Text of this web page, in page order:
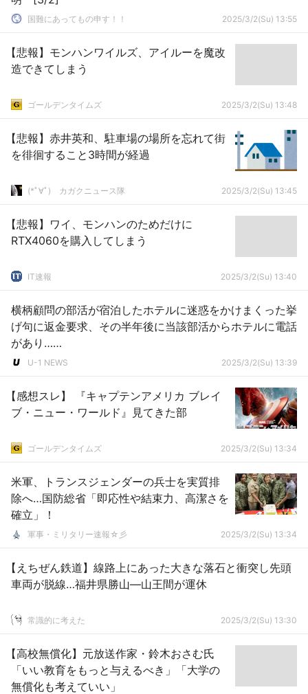
国難にあってもの申す！！ 2025/3/2(Su) 13:55
【悲報】モンハンワイルズ、アイルーを魔改
造できてしまう
ゴールデンタイムズ 2025/3/2(Su) 13:48
【悲報】赤井英和、駐車場の場所を忘れて街
を徘徊すること3時間が経過
(*ﾟ∀ﾟ)ゞカガクニュース隊 2025/3/2(Su) 13:45
【悲報】ワイ、モンハンのためだけに
RTX4060を購入してしまう
IT速報 2025/3/2(Su) 13:40
横柄顧問の部活が宿泊したホテルに迷惑をかけまくった挙
げ句に返金要求、その半年後に当該部活からホテルに電話
があり……
U-1 NEWS 2025/3/2(Su) 13:39
【感想スレ】 『キャプテンアメリカ ブレイ
ブ・ニュー・ワールド』見てきた部
ゴールデンタイムズ 2025/3/2(Su) 13:34
米軍、トランスジェンダーの兵士を実質排
除へ…国防総省「即応性や結束力、高潔さを
確立」！
軍事・ミリタリー速報☆彡 2025/3/2(Su) 13:34
【えちぜん鉄道】線路上にあった大きな落石と衝突し先頭
車両が脱線…福井県勝山―山王間が運休
常識的に考えた 2025/3/2(Su) 13:30
【高校無償化】元放送作家・鈴木おさむ氏
「いい教育をもっと与えるべき」「大学の
無償化も考えていい」